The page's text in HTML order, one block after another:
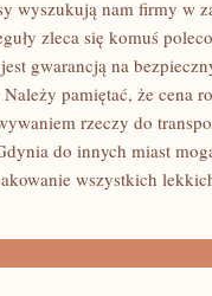
wyszukują nam firmy w
zleca się komuś
gwarancją na
pamiętać, że cena
rzeczy do
do innych miast
wszystkich